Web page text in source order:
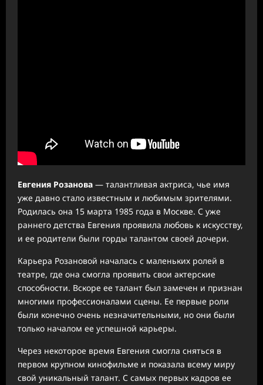
Евгения Розанова — талантливая актриса, чье имя
уже давно стало известным и любимым зрителями.
Родилась она 15 марта 1985 года в Москве. С уже
раннего детства Евгения проявила любовь к искусству,
и ее родители были горды талантом своей дочери.
Карьера Розановой началась с маленьких ролей в
театре, где она смогла проявить свои актерские
способности. Вскоре ее талант был замечен и признан
многими профессионалами сцены. Ее первые роли
были конечно очень незначительными, но они были
только началом ее успешной карьеры.
Через некоторое время Евгения смогла сняться в
первом крупном кинофильме и показала всему миру
свой уникальный талант. С самых первых кадров ее